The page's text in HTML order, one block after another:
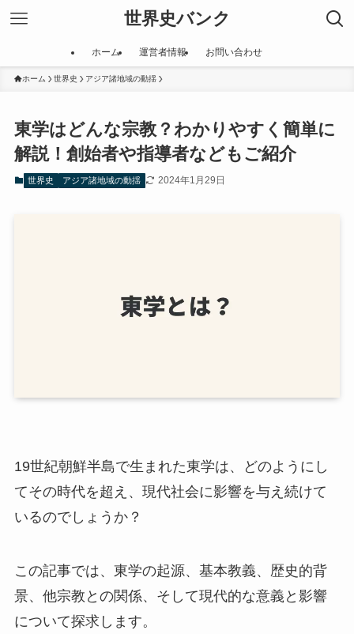
世界史バンク
ホーム 運営者情報 お問い合わせ
ホーム 世界史 アジア諸地域の動揺
東学はどんな宗教？わかりやすく簡単に
解説！創始者や指導者などもご紹介
世界史 アジア諸地域の動揺 2024年1月29日
19世紀朝鮮半島で生まれた東学は、どのようにし
てその時代を超え、現代社会に影響を与え続けて
いるのでしょうか？
この記事では、東学の起源、基本教義、歴史的背
景、他宗教との関係、そして現代的な意義と影響
について探求します。